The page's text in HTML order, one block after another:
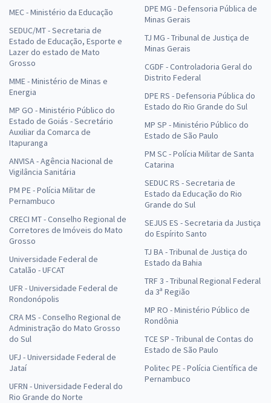
MEC - Ministério da Educação
SEDUC/MT - Secretaria de
Estado de Educação, Esporte e
Lazer do estado de Mato
Grosso
MME - Ministério de Minas e
Energia
MP GO - Ministério Público do
Estado de Goiás - Secretário
Auxiliar da Comarca de
Itapuranga
ANVISA - Agência Nacional de
Vigilância Sanitária
PM PE - Polícia Militar de
Pernambuco
CRECI MT - Conselho Regional de
Corretores de Imóveis do Mato
Grosso
Universidade Federal de
Catalão - UFCAT
UFR - Universidade Federal de
Rondonópolis
CRA MS - Conselho Regional de
Administração do Mato Grosso
do Sul
UFJ - Universidade Federal de
Jataí
UFRN - Universidade Federal do
Rio Grande do Norte
DPE MG - Defensoria Pública de
Minas Gerais
TJ MG - Tribunal de Justiça de
Minas Gerais
CGDF - Controladoria Geral do
Distrito Federal
DPE RS - Defensoria Pública do
Estado do Rio Grande do Sul
MP SP - Ministério Público do
Estado de São Paulo
PM SC - Polícia Militar de Santa
Catarina
SEDUC RS - Secretaria de
Estado da Educação do Rio
Grande do Sul
SEJUS ES - Secretaria da Justiça
do Espírito Santo
TJ BA - Tribunal de Justiça do
Estado da Bahia
TRF 3 - Tribunal Regional Federal
da 3ª Região
MP RO - Ministério Público de
Rondônia
TCE SP - Tribunal de Contas do
Estado de São Paulo
Politec PE - Polícia Científica de
Pernambuco